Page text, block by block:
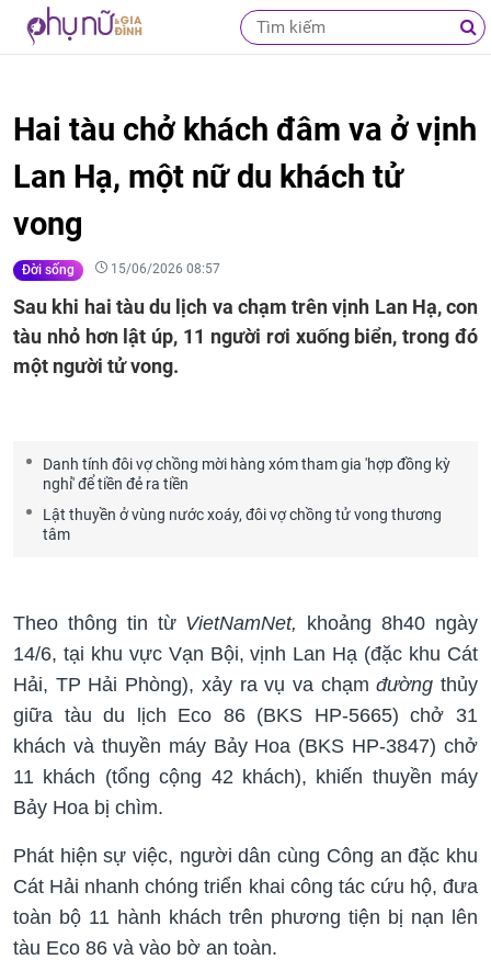
Hai tàu chở khách đâm va ở vịnh
Lan Hạ, một nữ du khách tử
vong
Đời sống 15/06/2026 08:57
Sau khi hai tàu du lịch va chạm trên vịnh Lan Hạ, con
tàu nhỏ hơn lật úp, 11 người rơi xuống biển, trong đó
một người tử vong.
Danh tính đôi vợ chồng mời hàng xóm tham gia 'hợp đồng kỳ
nghỉ' để tiền đẻ ra tiền
Lật thuyền ở vùng nước xoáy, đôi vợ chồng tử vong thương
tâm
Theo thông tin từVietNamNet, khoảng 8h40 ngày
14/6, tại khu vực Vạn Bội, vịnh Lan Hạ (đặc khu Cát
Hải, TP Hải Phòng), xảy ra vụ va chạmđường thủy
giữa tàu du lịch Eco 86 (BKS HP-5665) chở 31
khách và thuyền máy Bảy Hoa (BKS HP-3847) chở
11 khách (tổng cộng 42 khách), khiến thuyền máy
Bảy Hoa bị chìm.
Phát hiện sự việc, người dân cùng Công an đặc khu
Cát Hải nhanh chóng triển khai công tác cứu hộ, đưa
toàn bộ 11 hành khách trên phương tiện bị nạn lên
tàu Eco 86 và vào bờ an toàn.